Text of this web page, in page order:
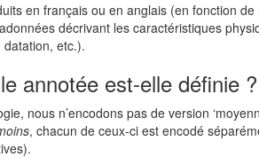
en français ou en anglais (en fonction
décrivant les caractéristiques
etc.).
annotée est-elle définie ?
nous n’encodons pas de version
, chacun de ceux-ci est encodé